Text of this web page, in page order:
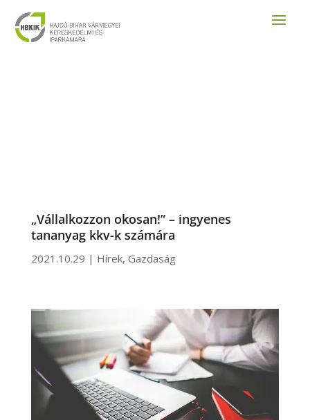
„Vállalkozzon okosan!” – ingyenes
tananyag kkv-k számára
2021.10.29 | Hírek, Gazdaság